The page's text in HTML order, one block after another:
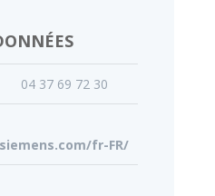
04 37 69 72 30
fr-FR/